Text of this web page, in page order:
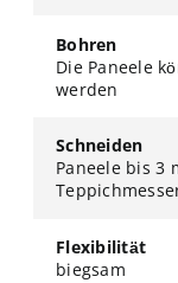
Bohren
Die Paneele
werden
Schneiden
Paneele bis 3
Flexibilität
biegsam